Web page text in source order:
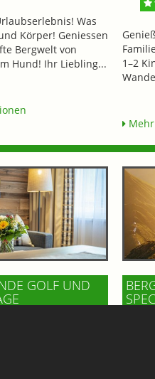
Was
Körper! Geniessen
Bergwelt von
Hund! Ihr Liebling...
1–2
GOLF UND